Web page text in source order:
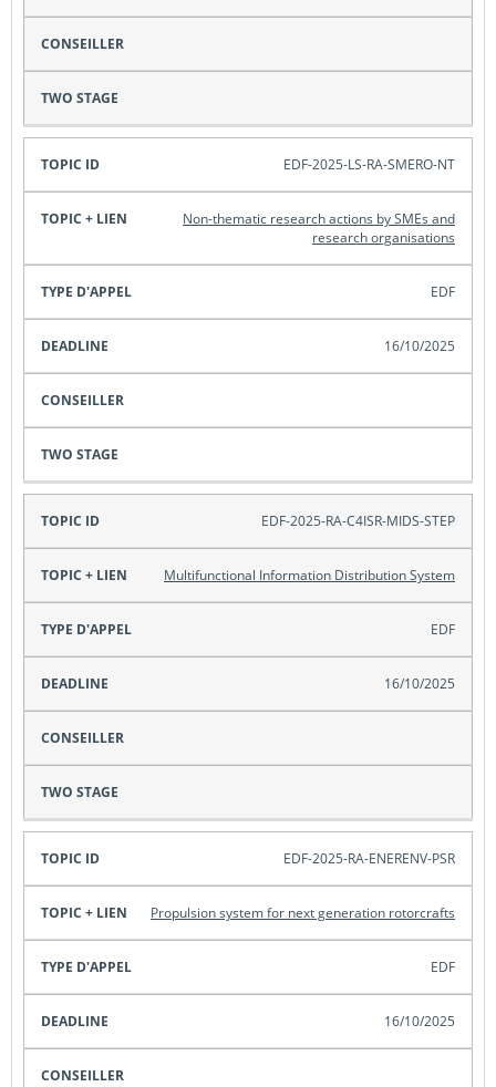
EDF-2025-LS-RA-SMERO-NT
Non-thematic research actions by SMEs and
research organisations
EDF
16/10/2025
EDF-2025-RA-C4ISR-MIDS-STEP
Multifunctional Information Distribution System
EDF
16/10/2025
EDF-2025-RA-ENERENV-PSR
Propulsion system for next generation rotorcrafts
EDF
16/10/2025